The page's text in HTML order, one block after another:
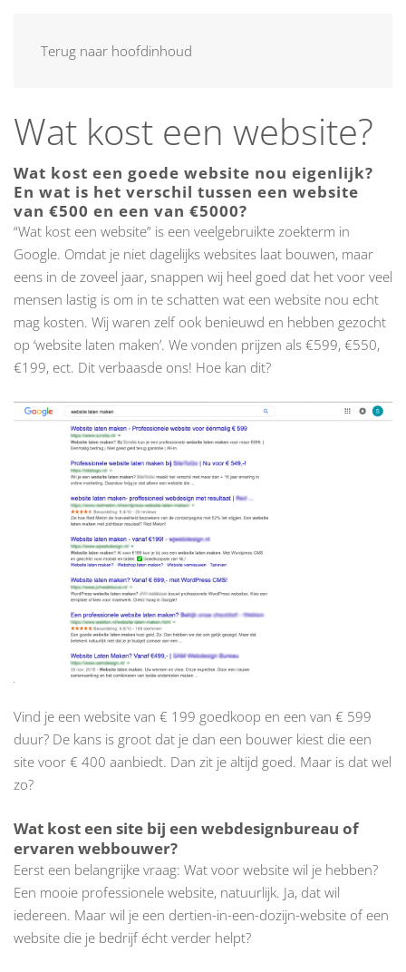
Terug naar hoofdinhoud
Wat kost een website?
Wat kost een goede website nou eigenlijk?
En wat is het verschil tussen een website
van €500 en een van €5000?
“Wat kost een website” is een veelgebruikte zoekterm in
Google. Omdat je niet dagelijks websites laat bouwen, maar
eens in de zoveel jaar, snappen wij heel goed dat het voor veel
mensen lastig is om in te schatten wat een website nou echt
mag kosten. Wij waren zelf ook benieuwd en hebben gezocht
op ‘website laten maken’. We vonden prijzen als €599, €550,
€199, ect. Dit verbaasde ons! Hoe kan dit?
Vind je een website van € 199 goedkoop en een van € 599
duur? De kans is groot dat je dan een bouwer kiest die een
site voor € 400 aanbiedt. Dan zit je altijd goed. Maar is dat wel
zo?
Wat kost een site bij een webdesignbureau of
ervaren webbouwer?
Eerst een belangrijke vraag: Wat voor website wil je hebben?
Een mooie professionele website, natuurlijk. Ja, dat wil
iedereen. Maar wil je een dertien-in-een-dozijn-website of een
website die je bedrijf écht verder helpt?